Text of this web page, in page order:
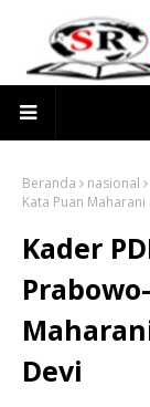
Beranda nasional
Kata Puan
Kader
Devi